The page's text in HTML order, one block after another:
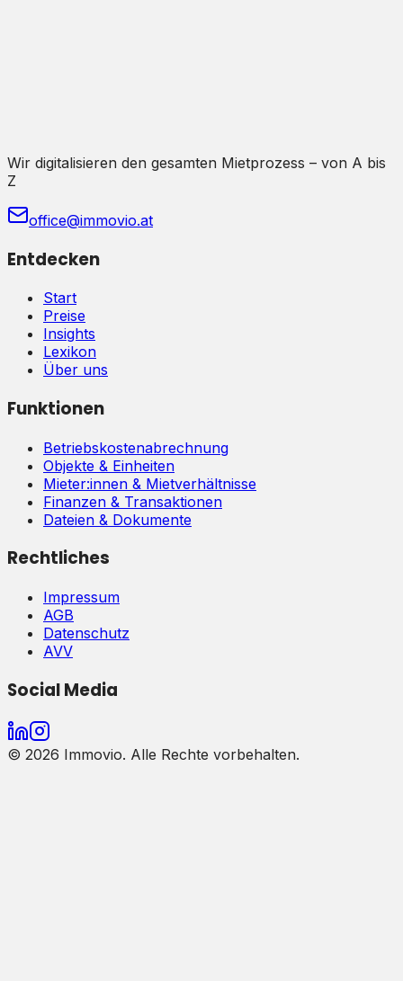
Wir digitalisieren den gesamten Mietprozess – von A bis
Z
office@immovio.at
Entdecken
Start
Preise
Insights
Lexikon
Über uns
Funktionen
Betriebskostenabrechnung
Objekte & Einheiten
Mieter:innen & Mietverhältnisse
Finanzen & Transaktionen
Dateien & Dokumente
Rechtliches
Impressum
AGB
Datenschutz
AVV
Social Media
© 2026 Immovio. Alle Rechte vorbehalten.